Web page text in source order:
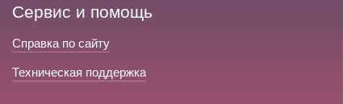
Сервис и помощь
Справка по сайту
Техническая поддержка